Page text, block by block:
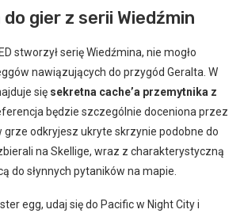
gier z serii Wiedźmin
stworzył serię Wiedźmina, nie mogło
nawiązujących do przygód Geralta. W
się sekretna cache’a przemytnika z
będzie szczególnie doceniona przez
grze odkryjesz ukryte skrzynie podobne do
na Skellige, wraz z charakterystyczną
do słynnych pytaników na mapie.
egg, udaj się do Pacific w Night City i